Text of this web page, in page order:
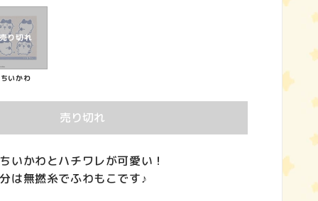
ちいかわ
売り切れ
いかわとハチワレが可愛い！
は無撚糸でふわもこです♪